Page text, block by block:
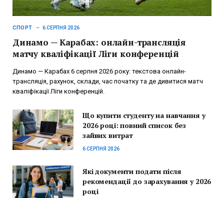
СПОРТ 6 СЕРПНЯ 2026
Динамо — Карабах: онлайн-трансляція
матчу кваліфікації Ліги конференцій
Динамо — Карабах 6 серпня 2026 року: текстова онлайн-
трансляція, рахунок, склади, час початку та де дивитися матч
кваліфікації Ліги конференцій.
Що купити студенту на навчання у
2026 році: повний список без
зайвих витрат
6 СЕРПНЯ 2026
Які документи подати після
рекомендації до зарахування у 2026
році